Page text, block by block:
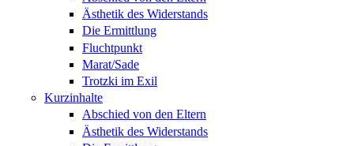
Ästhetik des Widerstands
Die Ermittlung
Fluchtpunkt
Marat/Sade
Trotzki im Exil
Kurzinhalte
Abschied von den Eltern
Ästhetik des Widerstands